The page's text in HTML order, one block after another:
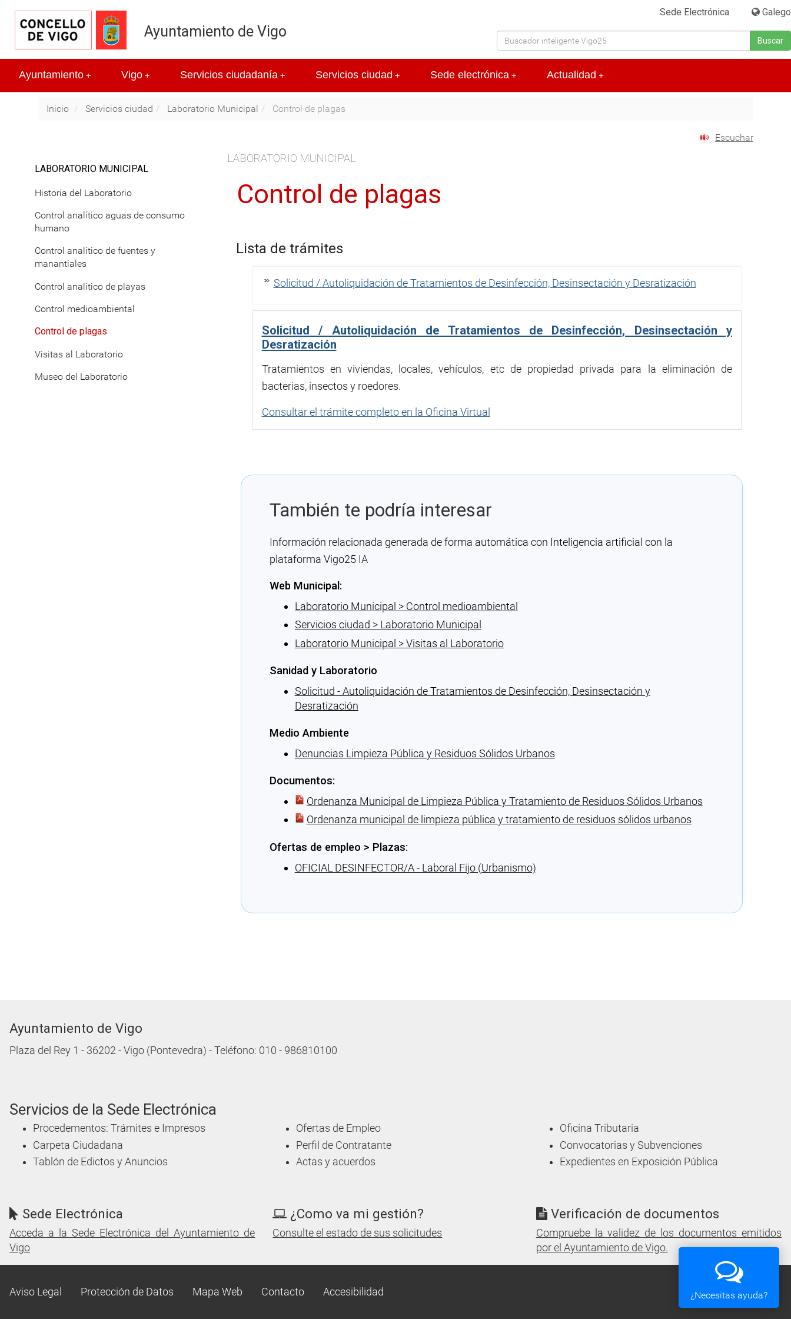
Sede Electrónica Galego
Buscar
Ayuntamiento de Vigo
+
Ayuntamiento +
Vigo +
Servicios ciudadanía +
Servicios ciudad +
Sede electrónica +
Actualidad
Inicio Servicios ciudad Laboratorio Municipal Control de plagas
Escuchar
LABORATORIO MUNICIPAL
Control de plagas
Lista de trámites
Solicitud / Autoliquidación de Tratamientos de Desinfección, Desinsectación y Desratización
Solicitud / Autoliquidación de Tratamientos de Desinfección, Desinsectación y
Desratización
Tratamientos en viviendas, locales, vehículos, etc de propiedad privada para la eliminación de
bacterias, insectos y roedores.
Consultar el trámite completo en la Oficina Virtual
También te podría interesar
Información relacionada generada de forma automática con Inteligencia artificial con la
plataforma Vigo25 IA
Web Municipal:
Laboratorio Municipal > Control medioambiental
Servicios ciudad > Laboratorio Municipal
Laboratorio Municipal > Visitas al Laboratorio
Sanidad y Laboratorio
Solicitud - Autoliquidación de Tratamientos de Desinfección, Desinsectación y
Desratización
Medio Ambiente
Denuncias Limpieza Pública y Residuos Sólidos Urbanos
Documentos:
Ordenanza Municipal de Limpieza Pública y Tratamiento de Residuos Sólidos Urbanos
Ordenanza municipal de limpieza pública y tratamiento de residuos sólidos urbanos
Ofertas de empleo > Plazas:
OFICIAL DESINFECTOR/A - Laboral Fijo (Urbanismo)
LABORATORIO MUNICIPAL
Historia del Laboratorio
Control analítico aguas de consumo
humano
Control analítico de fuentes y
manantiales
Control analítico de playas
Control medioambiental
Control de plagas
Visitas al Laboratorio
Museo del Laboratorio
Ayuntamiento de Vigo
Plaza del Rey 1 - 36202 - Vigo (Pontevedra) - Teléfono: 010 - 986810100
Servicios de la Sede Electrónica
Procedementos: Trámites e Impresos
Carpeta Ciudadana
Tablón de Edictos y Anuncios
Ofertas de Empleo
Perfil de Contratante
Actas y acuerdos
Oficina Tributaria
Convocatorias y Subvenciones
Expedientes en Exposición Pública
Sede Electrónica
Acceda a la Sede Electrónica del Ayuntamiento de
Vigo
¿Como va mi gestión?
Consulte el estado de sus solicitudes
Verificación de documentos
Compruebe la validez de los documentos emitidos
por el Ayuntamiento de Vigo.
Aviso Legal Protección de Datos Mapa Web Contacto Accesibilidad ¿Necesitas ayuda?